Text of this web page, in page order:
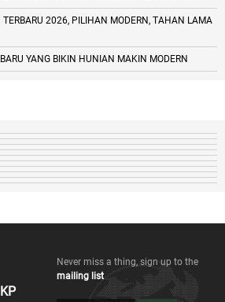
TERBARU 2026, PILIHAN MODERN, TAHAN LAMA
YANG BIKIN HUNIAN MAKIN MODERN
Never miss a thing, sign up to the
mailing list